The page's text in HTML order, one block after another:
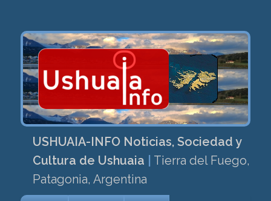
USHUAIA-INFO Noticias, Sociedad y
Cultura de Ushuaia
Tierra del Fuego,
Patagonia, Argentina